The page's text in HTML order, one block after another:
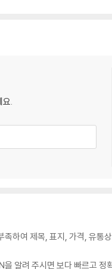
요.
하여 제목, 표지, 가격, 유
알려 주시면 보다 빠르고 정